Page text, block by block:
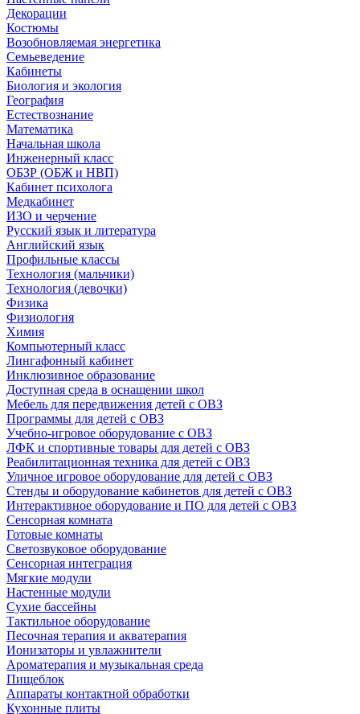
Декорации
Костюмы
Возобновляемая энергетика
Семьеведение
Кабинеты
Биология и экология
География
Естествознание
Математика
Начальная школа
Инженерный класс
ОБЗР (ОБЖ и НВП)
Кабинет психолога
Медкабинет
ИЗО и черчение
Русский язык и литература
Английский язык
Профильные классы
Технология (мальчики)
Технология (девочки)
Физика
Физиология
Химия
Компьютерный класс
Лингафонный кабинет
Инклюзивное образование
Доступная среда в оснащении школ
Мебель для передвижения детей с ОВЗ
Программы для детей с ОВЗ
Учебно-игровое оборудование с ОВЗ
ЛФК и спортивные товары для детей с ОВЗ
Реабилитационная техника для детей с ОВЗ
Уличное игровое оборудование для детей с ОВЗ
Стенды и оборудование кабинетов для детей с ОВЗ
Интерактивное оборудование и ПО для детей с ОВЗ
Сенсорная комната
Готовые комнаты
Светозвуковое оборудование
Сенсорная интеграция
Мягкие модули
Настенные модули
Сухие бассейны
Тактильное оборудование
Песочная терапия и акватерапия
Ионизаторы и увлажнители
Ароматерапия и музыкальная среда
Пищеблок
Аппараты контактной обработки
Кухонные плиты